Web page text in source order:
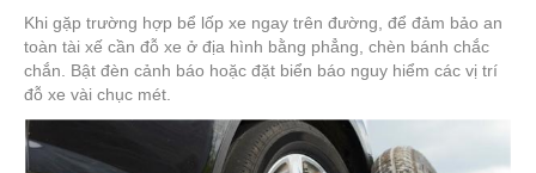
Khi gặp trường hợp bể lốp xe ngay trên đường, để đảm bảo an
toàn tài xế cần đỗ xe ở địa hình bằng phẳng, chèn bánh chắc
chắn. Bật đèn cảnh báo hoặc đặt biển báo nguy hiểm các vị trí
đỗ xe vài chục mét.